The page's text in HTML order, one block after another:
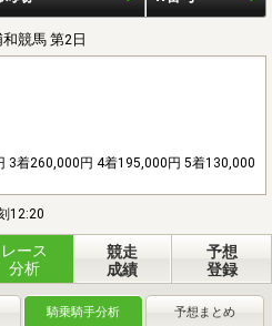
競馬 第2日
3着260,000円 4着195,000円 5着130,000
12:20
レース
分析
競走
成績
予想
登録
騎乗騎手分析 予想まとめ